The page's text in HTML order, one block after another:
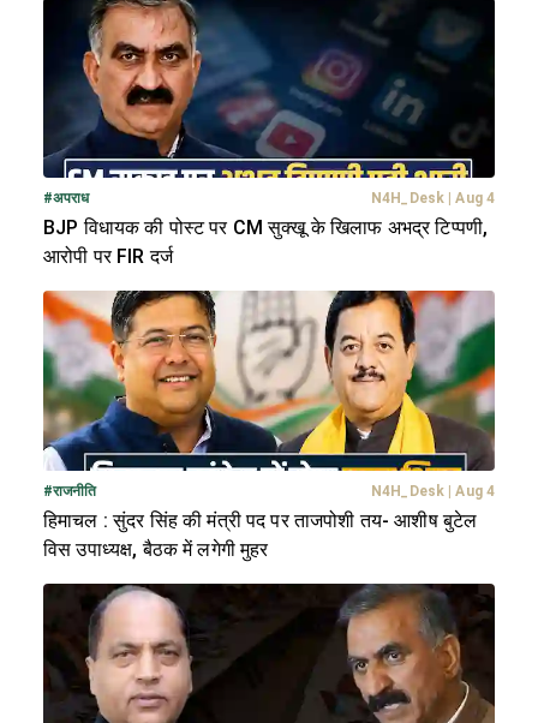
#अपराध N4H_Desk | Aug 4
BJP विधायक की पोस्ट पर CM सुक्खू के खिलाफ अभद्र टिप्पणी,
आरोपी पर FIR दर्ज
#राजनीति N4H_Desk | Aug 4
हिमाचल : सुंदर सिंह की मंत्री पद पर ताजपोशी तय- आशीष बुटेल
विस उपाध्यक्ष, बैठक में लगेगी मुहर